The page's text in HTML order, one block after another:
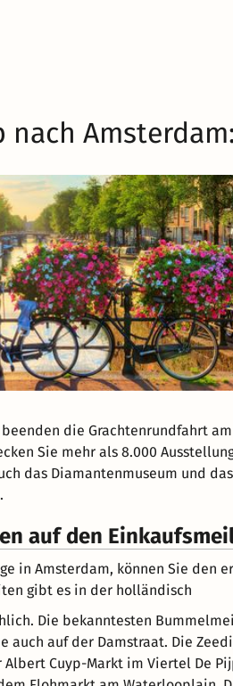
nach
die Grachtenrundfahrt
Sie mehr als 8.000
das Diamantenmuseum und
auf den
in Amsterdam, können Sie den
gibt es in der holländisch
Die bekanntesten
auch auf der Damstraat. Die
Albert Cuyp-Markt im Viertel De